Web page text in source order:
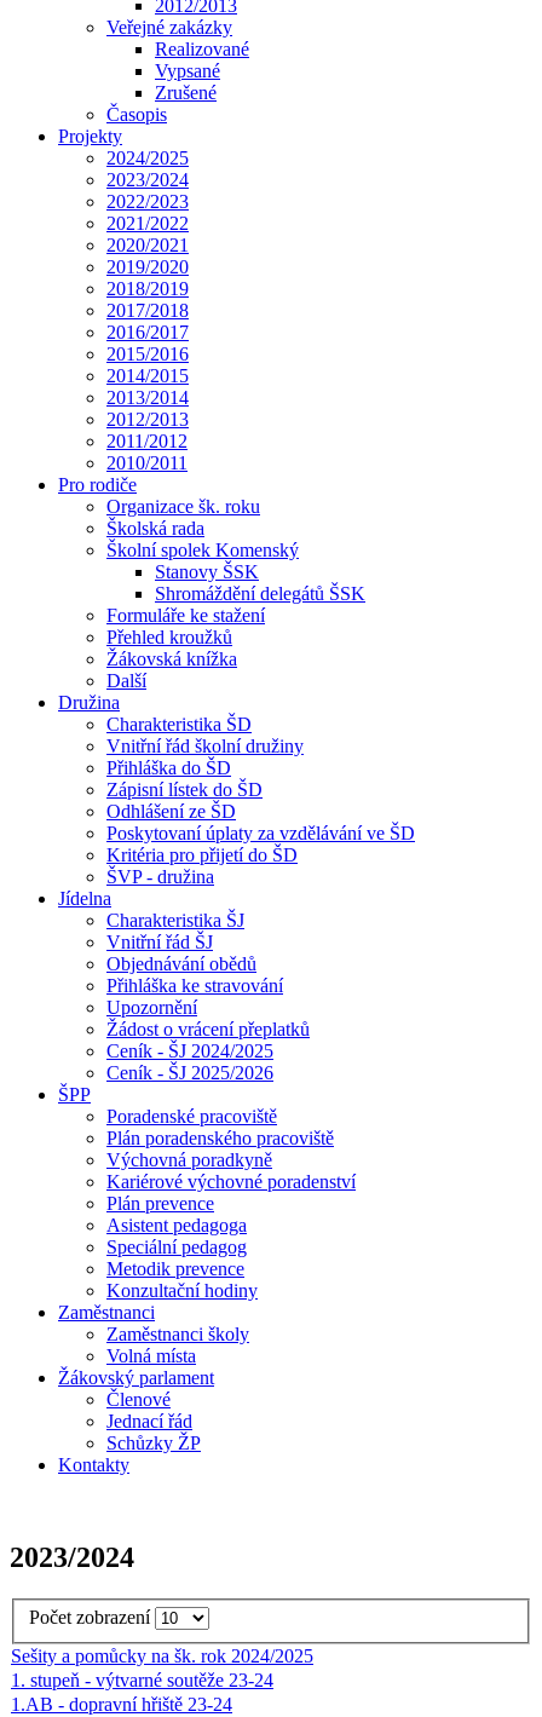
2012/2013
Veřejné zakázky
Realizované
Vypsané
Zrušené
Časopis
Projekty
2024/2025
2023/2024
2022/2023
2021/2022
2020/2021
2019/2020
2018/2019
2017/2018
2016/2017
2015/2016
2014/2015
2013/2014
2012/2013
2011/2012
2010/2011
Pro rodiče
Organizace šk. roku
Školská rada
Školní spolek Komenský
Stanovy ŠSK
Shromáždění delegátů ŠSK
Formuláře ke stažení
Přehled kroužků
Žákovská knížka
Další
Družina
Charakteristika ŠD
Vnitřní řád školní družiny
Přihláška do ŠD
Zápisní lístek do ŠD
Odhlášení ze ŠD
Poskytovaní úplaty za vzdělávání ve ŠD
Kritéria pro přijetí do ŠD
ŠVP - družina
Jídelna
Charakteristika ŠJ
Vnitřní řád ŠJ
Objednávání obědů
Přihláška ke stravování
Upozornění
Žádost o vrácení přeplatků
Ceník - ŠJ 2024/2025
Ceník - ŠJ 2025/2026
ŠPP
Poradenské pracoviště
Plán poradenského pracoviště
Výchovná poradkyně
Kariérové výchovné poradenství
Plán prevence
Asistent pedagoga
Speciální pedagog
Metodik prevence
Konzultační hodiny
Zaměstnanci
Zaměstnanci školy
Volná místa
Žákovský parlament
Členové
Jednací řád
Schůzky ŽP
Kontakty
2023/2024
Počet zobrazení
Sešity a pomůcky na šk. rok 2024/2025
1. stupeň - výtvarné soutěže 23-24
1.AB - dopravní hřiště 23-24